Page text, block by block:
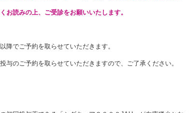
お読みの上、ご受診をお願いいたします。
降でご予約を取らせていただきます。
与のご予約を取らせていただきますので、ご了承ください。